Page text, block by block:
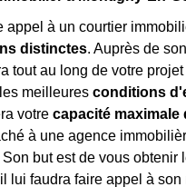
appel à un courtier
distinctes. Auprès de
tout au long de votre
meilleures conditions
votre capacité maximale
à une agence
Son but est de vous obtenir
lui faudra faire appel à